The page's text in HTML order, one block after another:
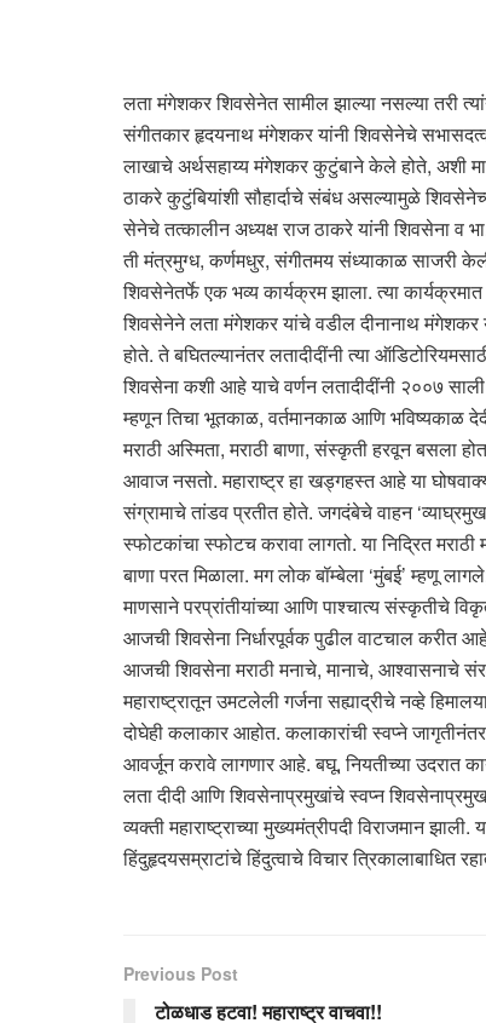
लता मंगेशकर शिवसेनेत सामील झाल्या नसल्या तरी
संगीतकार हृदयनाथ मंगेशकर यांनी शिवसेनेचे सभासदत्व
लाखाचे अर्थसहाय्य मंगेशकर कुटुंबाने केले होते, अशी
ठाकरे कुटुंबियांशी सौहार्दाचे संबंध असल्यामुळे
सेनेचे तत्कालीन अध्यक्ष राज ठाकरे यांनी शिवसेना व
ती मंत्रमुग्ध, कर्णमधुर, संगीतमय संध्याकाळ साजरी केली
शिवसेनेतर्फे एक भव्य कार्यक्रम झाला. त्या कार्यक्रमात
शिवसेनेने लता मंगेशकर यांचे वडील दीनानाथ मंगेशकर
होते. ते बघितल्यानंतर लतादीदींनी त्या
शिवसेना कशी आहे याचे वर्णन लतादीदींनी २००७ साली
म्हणून तिचा भूतकाळ, वर्तमानकाळ आणि भविष्यकाळ
मराठी अस्मिता, मराठी बाणा, संस्कृती हरवून बसला
आवाज नसतो. महाराष्ट्र हा खड्गहस्त आहे या
संग्रामाचे तांडव प्रतीत होते. जगदंबेचे वाहन
स्फोटकांचा स्फोटच करावा लागतो. या निद्रित
बाणा परत मिळाला. मग लोक बॉम्बेला ‘मुंबई’ म्हणू
माणसाने परप्रांतीयांच्या आणि पाश्चात्य संस्कृतीचे
आजची शिवसेना निर्धारपूर्वक पुढील वाटचाल करीत
आजची शिवसेना मराठी मनाचे, मानाचे, आश्वासनाचे
महाराष्ट्रातून उमटलेली गर्जना सह्याद्रीचे नव्हे
दोघेही कलाकार आहोत. कलाकारांची स्वप्ने
आवर्जून करावे लागणार आहे. बघू, नियतीच्या उदरात
लता दीदी आणि शिवसेनाप्रमुखांचे स्वप्न
व्यक्ती महाराष्ट्राच्या मुख्यमंत्रीपदी विराजमान
हिंदुहृदयसम्राटांचे हिंदुत्वाचे विचार त्रिकालाबाधित
Previous Post
टोळधाड हटवा! महाराष्ट्र वाचवा!!